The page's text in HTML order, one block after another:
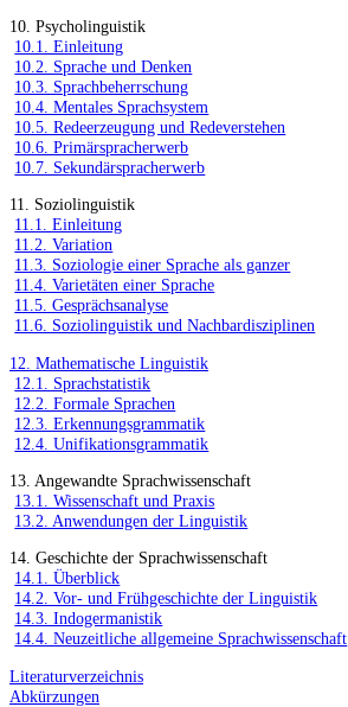
10. Psycholinguistik
10.1. Einleitung
10.2. Sprache und Denken
10.3. Sprachbeherrschung
10.4. Mentales Sprachsystem
10.5. Redeerzeugung und Redeverstehen
10.6. Primärspracherwerb
10.7. Sekundärspracherwerb
11. Soziolinguistik
11.1. Einleitung
11.2. Variation
11.3. Soziologie einer Sprache als ganzer
11.4. Varietäten einer Sprache
11.5. Gesprächsanalyse
11.6. Soziolinguistik und Nachbardisziplinen
12. Mathematische Linguistik
12.1. Sprachstatistik
12.2. Formale Sprachen
12.3. Erkennungsgrammatik
12.4. Unifikationsgrammatik
13. Angewandte Sprachwissenschaft
13.1. Wissenschaft und Praxis
13.2. Anwendungen der Linguistik
14. Geschichte der Sprachwissenschaft
14.1. Überblick
14.2. Vor- und Frühgeschichte der Linguistik
14.3. Indogermanistik
14.4. Neuzeitliche allgemeine Sprachwissenschaft
Literaturverzeichnis
Abkürzungen